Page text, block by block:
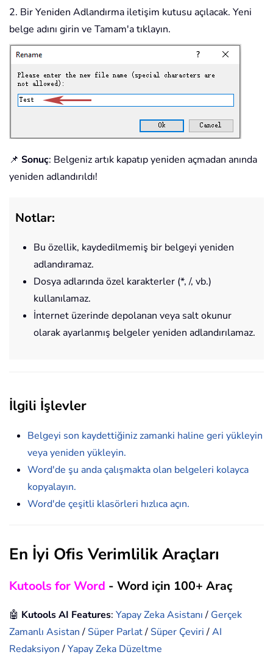
2. Bir Yeniden Adlandırma iletişim kutusu açılacak. Yeni
belge adını girin ve Tamam'a tıklayın.
📌 Sonuç: Belgeniz artık kapatıp yeniden açmadan anında
yeniden adlandırıldı!
Notlar:
Bu özellik, kaydedilmemiş bir belgeyi yeniden
adlandıramaz.
Dosya adlarında özel karakterler (*, /, vb.)
kullanılamaz.
İnternet üzerinde depolanan veya salt okunur
olarak ayarlanmış belgeler yeniden adlandırılamaz.
İlgili İşlevler
Belgeyi son kaydettiğiniz zamanki haline geri yükleyin
veya yeniden yükleyin.
Word'de şu anda çalışmakta olan belgeleri kolayca
kopyalayın.
Word'de çeşitli klasörleri hızlıca açın.
En İyi Ofis Verimlilik Araçları
Kutools for Word - Word için 100+ Araç
🤖 Kutools AI Features: Yapay Zeka Asistanı/ Gerçek
Zamanlı Asistan/ Süper Parlat/ Süper Çeviri/AI
Redaksiyon/Yapay Zeka Düzeltme